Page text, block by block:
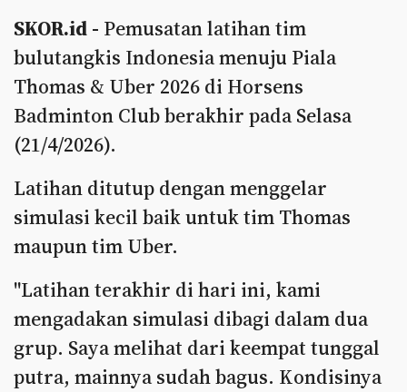
SKOR.id - Pemusatan latihan tim
bulutangkis Indonesia menuju Piala
Thomas & Uber 2026 di Horsens
Badminton Club berakhir pada Selasa
(21/4/2026).
Latihan ditutup dengan menggelar
simulasi kecil baik untuk tim Thomas
maupun tim Uber.
"Latihan terakhir di hari ini, kami
mengadakan simulasi dibagi dalam dua
grup. Saya melihat dari keempat tunggal
putra, mainnya sudah bagus. Kondisinya